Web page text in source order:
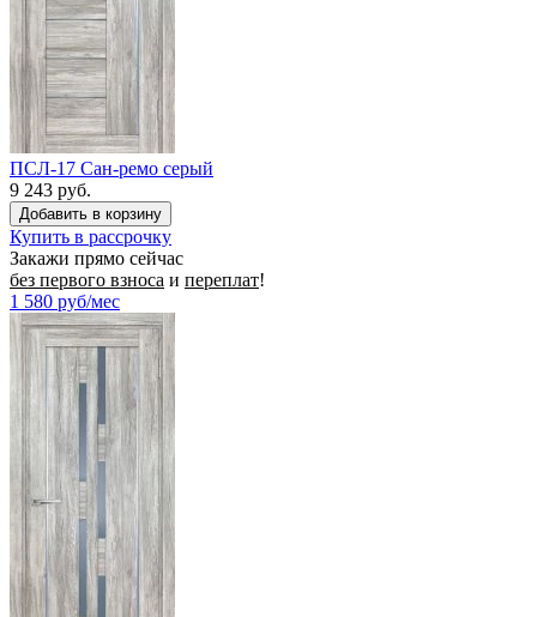
ПСЛ-17 Сан-ремо серый
9 243 руб.
Купить в рассрочку
Закажи прямо сейчас
без первого взноса и переплат!
1 580 руб/мес